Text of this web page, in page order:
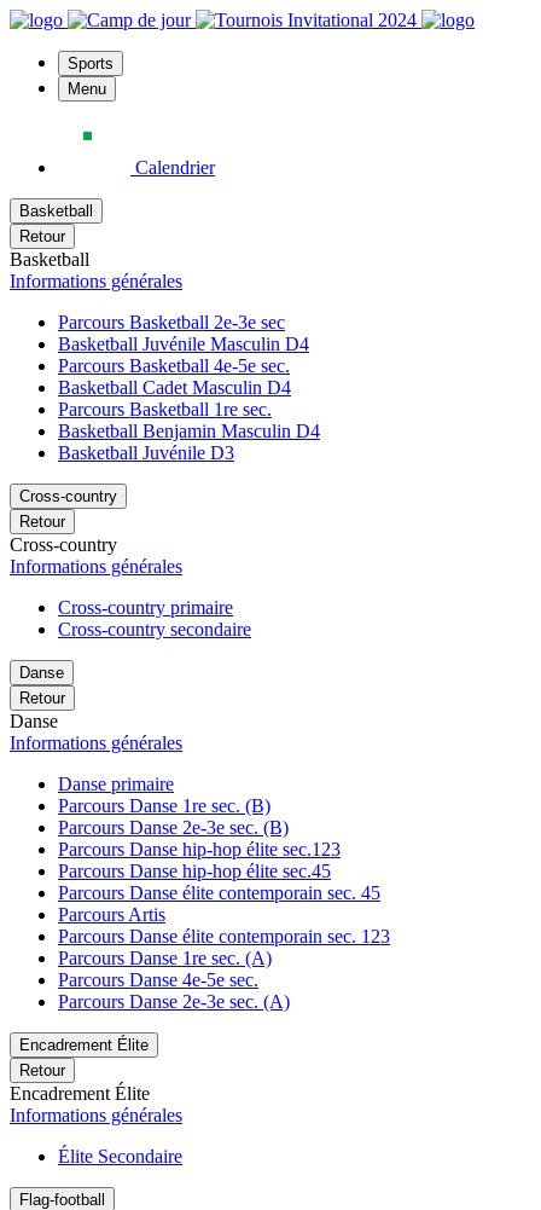
Sports
Menu
Calendrier
Basketball
Retour
Basketball
Informations générales
Parcours Basketball 2e-3e sec
Basketball Juvénile Masculin D4
Parcours Basketball 4e-5e sec.
Basketball Cadet Masculin D4
Parcours Basketball 1re sec.
Basketball Benjamin Masculin D4
Basketball Juvénile D3
Cross-country
Retour
Cross-country
Informations générales
Cross-country primaire
Cross-country secondaire
Danse
Retour
Danse
Informations générales
Danse primaire
Parcours Danse 1re sec. (B)
Parcours Danse 2e-3e sec. (B)
Parcours Danse hip-hop élite sec.123
Parcours Danse hip-hop élite sec.45
Parcours Danse élite contemporain sec. 45
Parcours Artis
Parcours Danse élite contemporain sec. 123
Parcours Danse 1re sec. (A)
Parcours Danse 4e-5e sec.
Parcours Danse 2e-3e sec. (A)
Encadrement Élite
Retour
Encadrement Élite
Informations générales
Élite Secondaire
Flag-football